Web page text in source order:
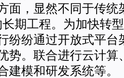
面，显然不同于传统
长期工程。为加快转
纷纷通过开放式平台
势。联合进行云计算
建模和研发系统等。